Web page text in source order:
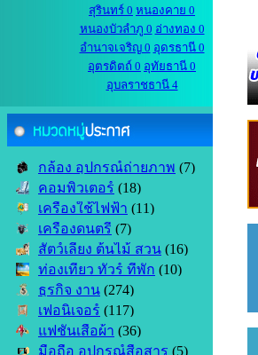
สุรินทร์ 0 หนองคาย 0
หนองบัวลำภู 0 อ่างทอง 0
อำนาจเจริญ 0 อุดรธานี 0
อุตรดิตถ์ 0 อุทัยธานี 0
อุบลราชธานี 4